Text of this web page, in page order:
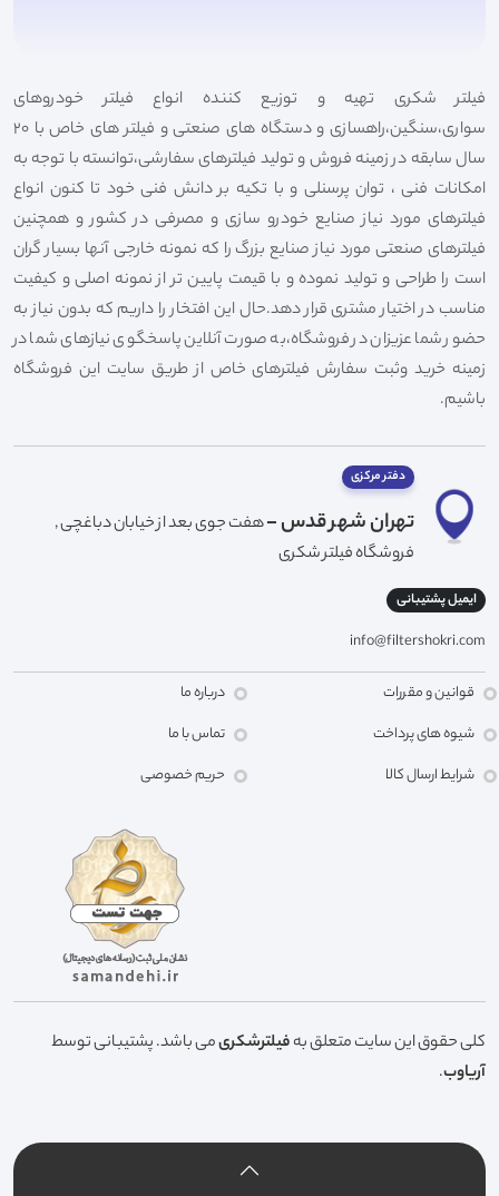
فیلتر شکری تهیه و توزیع کننده انواع فیلتر خودروهای
سواری،سنگین،راهسازی و دستگاه های صنعتی و فیلتر های خاص با 20
سال سابقه در زمینه فروش و تولید فیلترهای سفارشی،توانسته با توجه به
امکانات فنی ، توان پرسنلی و با تکیه بر دانش فنی خود تا کنون انواع
فیلترهای مورد نیاز صنایع خودرو سازی و مصرفی در کشور و همچنین
فیلترهای صنعتی مورد نیاز صنایع بزرگ را که نمونه خارجی آنها بسیار گران
است را طراحی و تولید نموده و با قیمت پایین تر از نمونه اصلی و کیفیت
مناسب در اختیار مشتری قرار دهد.حال این افتخار را داریم که بدون نیاز به
حضور شما عزیزان در فروشگاه،به صورت آنلاین پاسخگوی نیازهای شما در
زمینه خرید وثبت سفارش فیلترهای خاص از طریق سایت این فروشگاه
باشیم.
دفتر مرکزی
تهران شهر قدس -هفت جوی بعد از خیابان دباغچی ,
فروشگاه فیلتر شکری
ایمیل پشتیبانی
info@filtershokri.com
قوانین و مقررات
شیوه های پرداخت
شرایط ارسال کالا
درباره ما
تماس با ما
حریم خصوصی
کلی حقوق این سایت متعلق بهفیلترشکریمی باشد. پشتیبانی توسط
آریاوب.